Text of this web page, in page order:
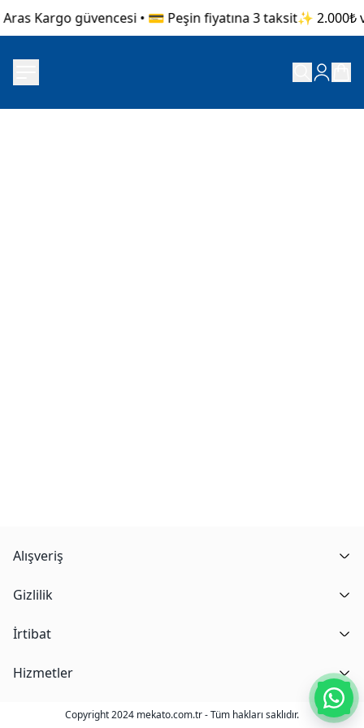
Kargo güvencesi • 💳 Peşin fiyatına 3 taksit✨ 2.000₺
Alışveriş
Gizlilik
İrtibat
Hizmetler
Copyright 2024 mekato.com.tr - Tüm hakları saklıdır.